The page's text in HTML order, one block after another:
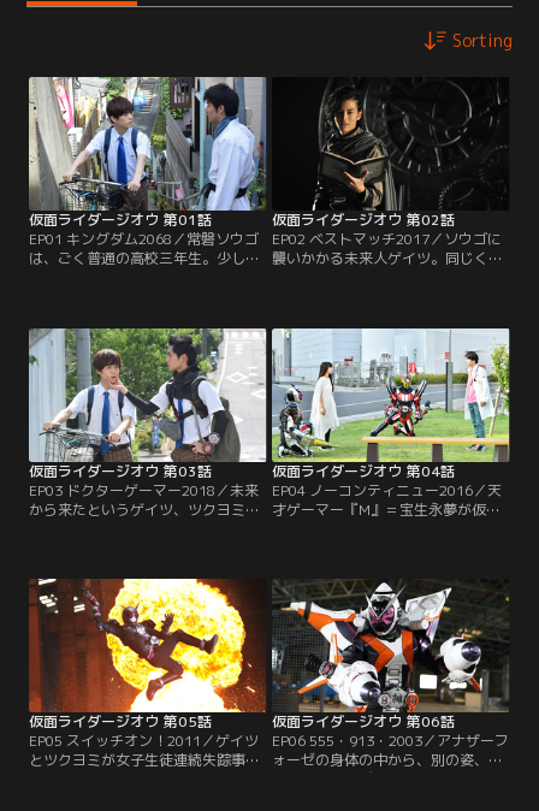
Sorting
仮面ライダージオウ 第01話
EP01 キングダム2068／常磐ソウゴ
は、ごく普通の高校三年生。少し変
のようにこう告げた。「おめでと
う。今日は君にとって特別な一日」
そして、青年の言葉どおり、ソウゴ
は巨大な赤いロボットに襲われる。
そのロボットはなんとタイムマシー
ンで…。
仮面ライダージオウ 第02話
EP02 ベストマッチ2017／ソウゴに
襲いかかる未来人ゲイツ。同じく未
るあやしい予言者も、ソウゴにつき
まとう。怪人、アナザービルド。倒
すキーワードは「仮面ライダービル
ド」戦兎たちに会おうと、Nascita
に向かったソウゴが見たものは…？
仮面ライダージオウ 第03話
EP03 ドクターゲーマー2018／未来
から来たというゲイツ、ツクヨミと
ゲーム」が流行っていた。謎を追う
うちに、出てきた「天才ゲーマー
『M』」のうわさ。ソウゴたちが出
会うのは…？新タイムジャッカー、
オーラも登場！
仮面ライダージオウ 第04話
EP04 ノーコンティニュー2016／天
才ゲーマー『M』＝宝生永夢が仮面
記憶がなくなってしまうのだった。
協力を頼むソウゴたち。だが、永夢
の態度は冷たい。彼は独自で「やる
べきこと」を抱えているようだっ
た…？
仮面ライダージオウ 第05話
EP05 スイッチオン！2011／ゲイツ
とツクヨミが女子生徒連続失踪事件
仮面ライダージオウ 第06話
EP06 555・913・2003／アナザーフ
ォーゼの身体の中から、別の姿、ア
ナザーファイズが現れた…？草加雅